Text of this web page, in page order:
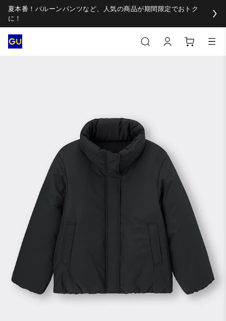
夏本番！バルーンパンツなど、人気の商品が期間限定でおトク
に！